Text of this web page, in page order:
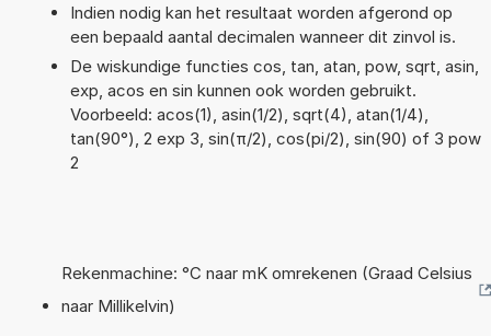
Indien nodig kan het resultaat worden afgerond op
een bepaald aantal decimalen wanneer dit zinvol is.
De wiskundige functies cos, tan, atan, pow, sqrt, asin,
exp, acos en sin kunnen ook worden gebruikt.
Voorbeeld: acos(1), asin(1/2), sqrt(4), atan(1/4),
tan(90°), 2 exp 3, sin(π/2), cos(pi/2), sin(90) of 3 pow
2
Rekenmachine: °C naar mK omrekenen (Graad Celsius
naar Millikelvin)